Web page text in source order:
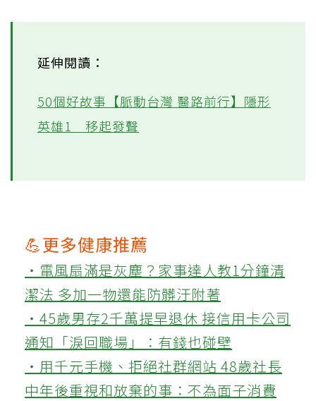
延伸閱讀：
50個好故事【脈動台灣 醫路前行】隱形
英雄1＿移起發聲
💪更多健康推薦
‧電風扇滿是灰塵？家事達人教1分鐘清
潔法 多加一物還能防髒汙附著
‧45歲男存2千萬提早退休 接信用卡公司
通知「淚回職場」：有錢也碰壁
‧用千元手機、拒絕社群網站 48歲社長
中年後重視和放棄的事：不為面子消費